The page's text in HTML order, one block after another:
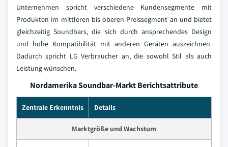
Unternehmen spricht verschiedene Kundensegmente mit
Produkten im mittleren bis oberen Preissegment an und bietet
gleichzeitig Soundbars, die sich durch ansprechendes Design
und hohe Kompatibilität mit anderen Geräten auszeichnen.
Dadurch spricht LG Verbraucher an, die sowohl Stil als auch
Leistung wünschen.
Nordamerika Soundbar-Markt Berichtsattribute
Zentrale Erkenntnis Details
Marktgröße und Wachstum